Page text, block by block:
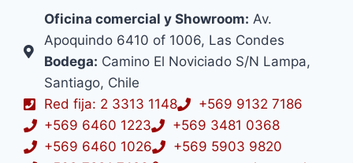
Oficina comercial y Showroom: Av.
Apoquindo 6410 of 1006, Las Condes
Bodega: Camino El Noviciado S/N Lampa,
Santiago, Chile
Red fija: 2 3313 1148
+569 9132 7186
+569 6460 1223
+569 3481 0368
+569 6460 1026
+569 5903 9820